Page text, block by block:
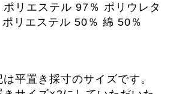
ポリエステル 97％ ポリウレタ
リエステル 50％ 綿 50％
平置き採寸のサイズです。